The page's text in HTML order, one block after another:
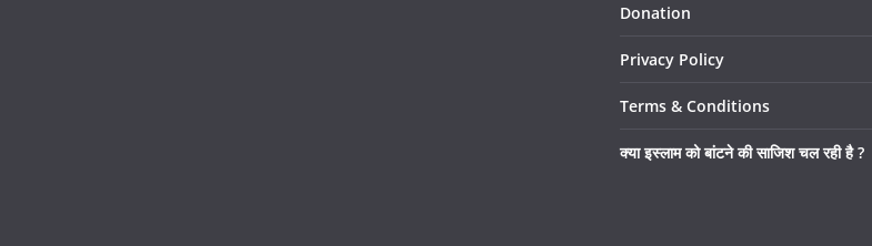
Donation
Privacy Policy
Terms & Conditions
क्या इस्लाम को बांटने की साजिश चल रही है ?